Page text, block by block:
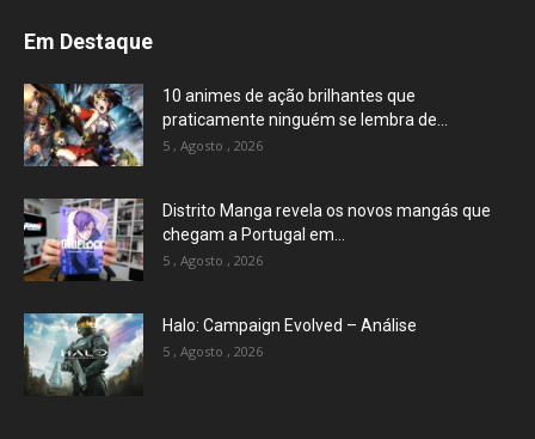
Em Destaque
10 animes de ação brilhantes que
praticamente ninguém se lembra de...
5 , Agosto , 2026
Distrito Manga revela os novos mangás que
chegam a Portugal em...
5 , Agosto , 2026
Halo: Campaign Evolved – Análise
5 , Agosto , 2026